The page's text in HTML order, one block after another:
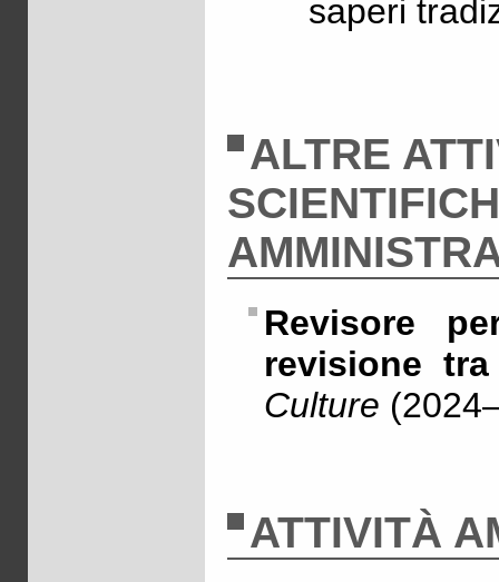
saperi
ALTRE
Revisore
revisione
Culture
ATTIVITÀ